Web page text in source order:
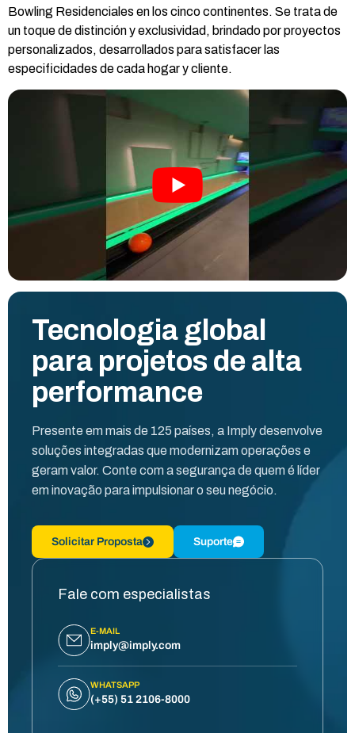
Bowling Residenciales en los cinco continentes. Se trata de
un toque de distinción y exclusividad, brindado por proyectos
personalizados, desarrollados para satisfacer las
especificidades de cada hogar y cliente.
Tecnologia global
para projetos de alta
performance
Presente em mais de 125 países, a Imply desenvolve
soluções integradas que modernizam operações e
geram valor. Conte com a segurança de quem é líder
em inovação para impulsionar o seu negócio.
Solicitar Proposta Suporte
Fale com especialistas
E-MAIL
imply@imply.com
WHATSAPP
(+55) 51 2106-8000